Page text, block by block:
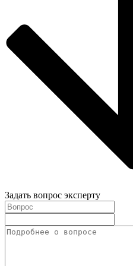
Задать вопрос эксперту